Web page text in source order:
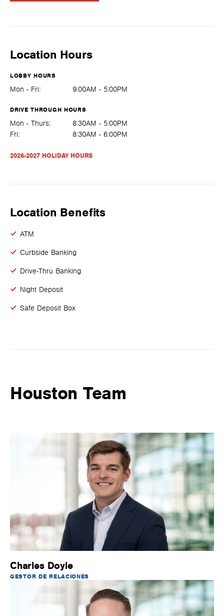
Location Hours
LOBBY HOURS
Mon - Fri: 9:00AM - 5:00PM
DRIVE THROUGH HOURS
Mon - Thurs:
8:30AM - 5:00PM
Fri:
8:30AM - 6:00PM
2026-2027 HOLIDAY HOURS
Location Benefits
ATM
Curbside Banking
Drive-Thru Banking
Night Deposit
Safe Deposit Box
Houston Team
Charles Doyle
GESTOR DE RELACIONES